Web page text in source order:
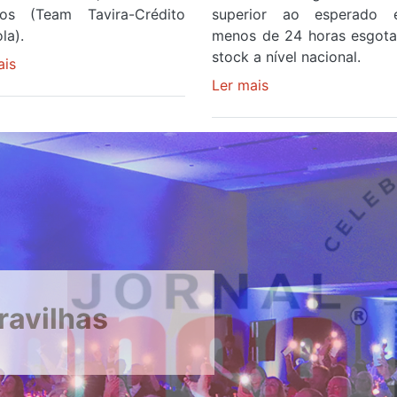
(Team Tavira-Crédito
sobre
veste
a
ser
a
meta
superior ao esperado
menos de 24 horas
stock a nível nacional.
Ler maissobre
gratuitos
observar
o
eclipse
em
menos
de
24
horas
após